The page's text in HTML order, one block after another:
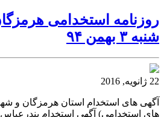
روزنامه استخدامی
شنبه ۳ بهمن ۹۴
22 ژانویه, 2016
آگهی های استخدام استان هرمزگان و
های استخدامی) آگهی استخدام